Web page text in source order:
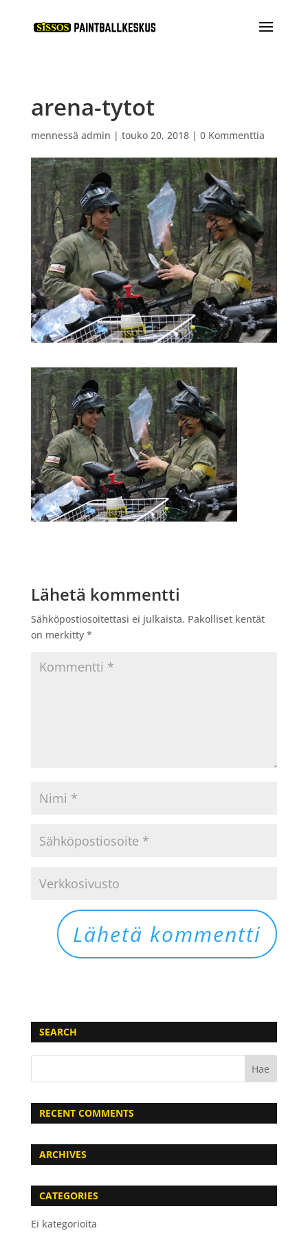
arena-tytot
mennessä admin | touko 20, 2018| 0 Kommenttia
Lähetä kommentti
Sähköpostiosoitettasi ei julkaista. Pakolliset kentät
on merkitty *
SEARCH
RECENT COMMENTS
ARCHIVES
CATEGORIES
Ei kategorioita